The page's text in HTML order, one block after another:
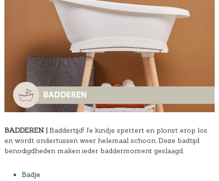
BADDEREN |Baddertijd! Je kindje spettert en plonst erop los
en wordt ondertussen weer helemaal schoon. Deze badtijd
benodigdheden maken ieder baddermoment geslaagd.
Badje